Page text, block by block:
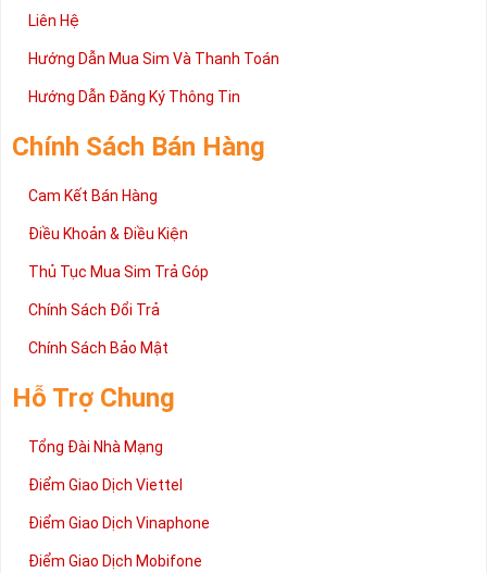
Liên Hệ
Hướng Dẫn Mua Sim Và Thanh Toán
Hướng Dẫn Đăng Ký Thông Tin
Chính Sách Bán Hàng
Cam Kết Bán Hàng
Điều Khoản & Điều Kiện
Thủ Tục Mua Sim Trả Góp
Chính Sách Đổi Trả
Chính Sách Bảo Mật
Hỗ Trợ Chung
Tổng Đài Nhà Mạng
Điểm Giao Dịch Viettel
Điểm Giao Dịch Vinaphone
Điểm Giao Dịch Mobifone